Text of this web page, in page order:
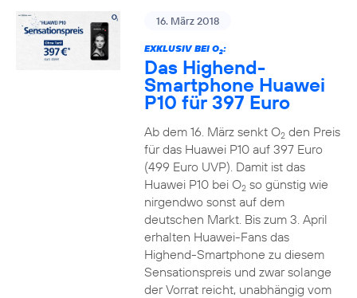
16. März 2018
EXKLUSIV BEI O2:
Das Highend-
Smartphone Huawei
P10 für 397 Euro
Ab dem 16. März senkt O2den Preis
für das Huawei P10 auf 397 Euro
(499 Euro UVP). Damit ist das
Huawei P10 bei O2so günstig wie
nirgendwo sonst auf dem
deutschen Markt. Bis zum 3. April
erhalten Huawei-Fans das
Highend-Smartphone zu diesem
Sensationspreis und zwar solange
der Vorrat reicht, unabhängig vom